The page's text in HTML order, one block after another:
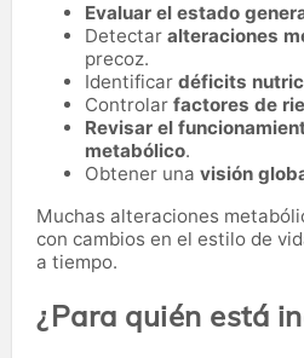
Evaluar el estado
Detectar alteraciones
precoz.
Identificar déficits
Controlar factores de
Revisar el
metabólico.
Obtener una visión
Muchas alteraciones
con cambios en el estilo de
a tiempo.
¿Para quién está